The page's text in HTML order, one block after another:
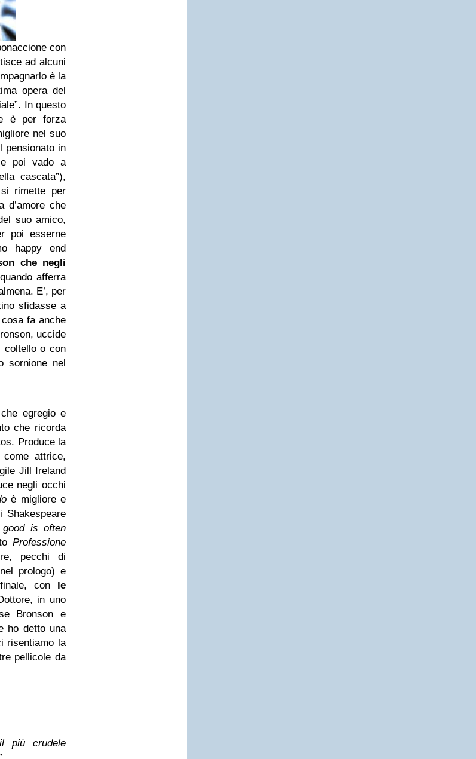
con
ad alcuni
è la
opera del
In questo
è per forza
nel suo
pensionato in
poi vado a
cascata”),
rimette per
d’amore che
suo amico,
poi esserne
happy end
che negli
afferra
E’, per
sfidasse a
fa anche
uccide
coltello o con
sornione nel
egregio e
che ricorda
Produce la
attrice,
Jill Ireland
negli occhi
è migliore e
is often
Professione
pecchi di
prologo) e
con le
in uno
Bronson e
ho detto una
risentiamo la
pellicole da
più crudele